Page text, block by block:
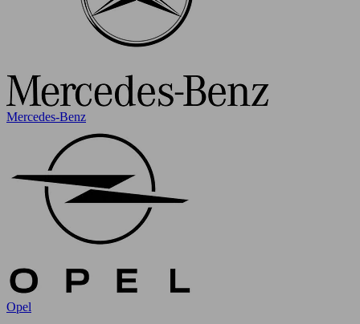
Mercedes-Benz
Opel